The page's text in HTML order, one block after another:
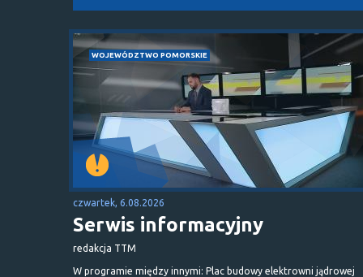
WOJEWÓDZTWO POMORSKIE
czwartek, 6.08.2026
Serwis informacyjny
redakcja TTM
W programie między innymi: Plac budowy elektrowni jądrowej